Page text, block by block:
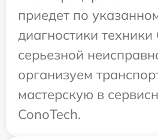
приедет по
диагностики
серьезной
организуем
мастерскую в
ConoTech.